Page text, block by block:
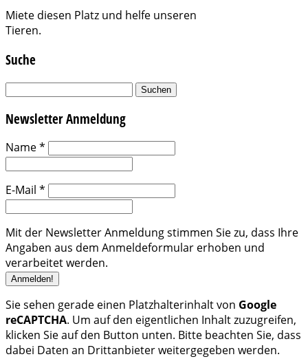
Miete diesen Platz und helfe unseren
Tieren.
Suche
Suchen
Newsletter Anmeldung
Name*
E-Mail *
Mit der Newsletter Anmeldung stimmen Sie zu, dass Ihre
Angaben aus dem Anmeldeformular erhoben und
verarbeitet werden.
Sie sehen gerade einen Platzhalterinhalt von Google
reCAPTCHA. Um auf den eigentlichen Inhalt zuzugreifen,
klicken Sie auf den Button unten. Bitte beachten Sie, dass
dabei Daten an Drittanbieter weitergegeben werden.